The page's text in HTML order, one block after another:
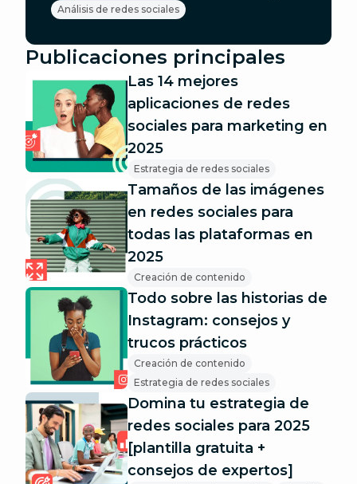
Análisis de redes sociales
Publicaciones principales
Las 14 mejores
aplicaciones de redes
sociales para marketing en
2025
Estrategia de redes sociales
Tamaños de las imágenes
en redes sociales para
todas las plataformas en
2025
Creación de contenido
Todo sobre las historias de
Instagram: consejos y
trucos prácticos
Creación de contenido
Estrategia de redes sociales
Domina tu estrategia de
redes sociales para 2025
[plantilla gratuita +
consejos de expertos]